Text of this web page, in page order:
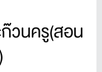
วนครู(สอน